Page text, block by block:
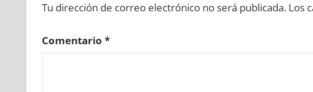
Tu dirección de correo electrónico no será publicada. Los
Comentario *